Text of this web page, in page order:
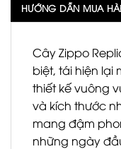
HƯỚNG DẪN MUA
Cây Zippo
biệt, tái hiện lại
thiết kế vuông
và kích thước
mang đậm
những ngày